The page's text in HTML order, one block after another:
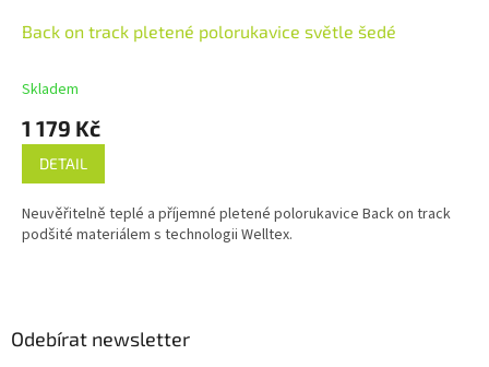
Back on track pletené polorukavice světle šedé
Skladem
1 179 Kč
DETAIL
Neuvěřitelně teplé a příjemné pletené polorukavice Back on track
podšité materiálem s technologii Welltex.
Odebírat newsletter